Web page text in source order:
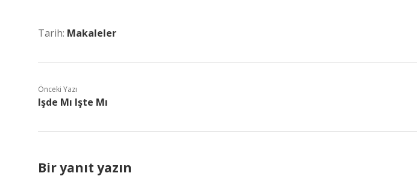
Tarih: Makaleler
Önceki Yazı
Işde Mı Işte Mı
Bir yanıt yazın